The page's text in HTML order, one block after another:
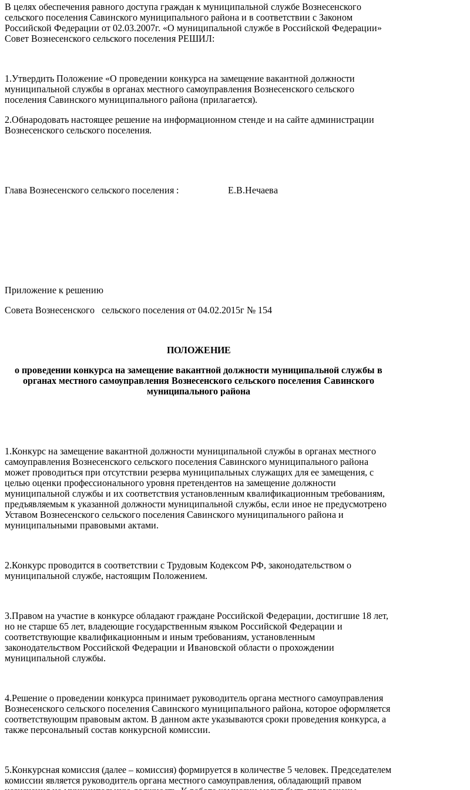
В целях обеспечения равного доступа граждан к муниципальной службе Вознесенского
сельского поселения Савинского муниципального района и в соответствии с Законом
Российской Федерации от 02.03.2007г. «О муниципальной службе в Российской Федерации»
Совет Вознесенского сельского поселения РЕШИЛ:
1.Утвердить Положение «О проведении конкурса на замещение вакантной должности
муниципальной службы в органах местного самоуправления Вознесенского сельского
поселения Савинского муниципального района (прилагается).
2.Обнародовать настоящее решение на информационном стенде и на сайте администрации
Вознесенского сельского поселения.
Глава Вознесенского сельского поселения : Е.В.Нечаева
Приложение к решению
Совета Вознесенского сельского поселения от 04.02.2015г № 154
ПОЛОЖЕНИЕ
о проведении конкурса на замещение вакантной должности муниципальной службы в
органах местного самоуправления Вознесенского сельского поселения Савинского
муниципального района
1.Конкурс на замещение вакантной должности муниципальной службы в органах местного
самоуправления Вознесенского сельского поселения Савинского муниципального района
может проводиться при отсутствии резерва муниципальных служащих для ее замещения, с
целью оценки профессионального уровня претендентов на замещение должности
муниципальной службы и их соответствия установленным квалификационным требованиям,
предъявляемым к указанной должности муниципальной службы, если иное не предусмотрено
Уставом Вознесенского сельского поселения Савинского муниципального района и
муниципальными правовыми актами.
2.Конкурс проводится в соответствии с Трудовым Кодексом РФ, законодательством о
муниципальной службе, настоящим Положением.
3.Правом на участие в конкурсе обладают граждане Российской Федерации, достигшие 18 лет,
но не старше 65 лет, владеющие государственным языком Российской Федерации и
соответствующие квалификационным и иным требованиям, установленным
законодательством Российской Федерации и Ивановской области о прохождении
муниципальной службы.
4.Решение о проведении конкурса принимает руководитель органа местного самоуправления
Вознесенского сельского поселения Савинского муниципального района, которое оформляется
соответствующим правовым актом. В данном акте указываются сроки проведения конкурса, а
также персональный состав конкурсной комиссии.
5.Конкурсная комиссия (далее – комиссия) формируется в количестве 5 человек. Председателем
комиссии является руководитель органа местного самоуправления, обладающий правом